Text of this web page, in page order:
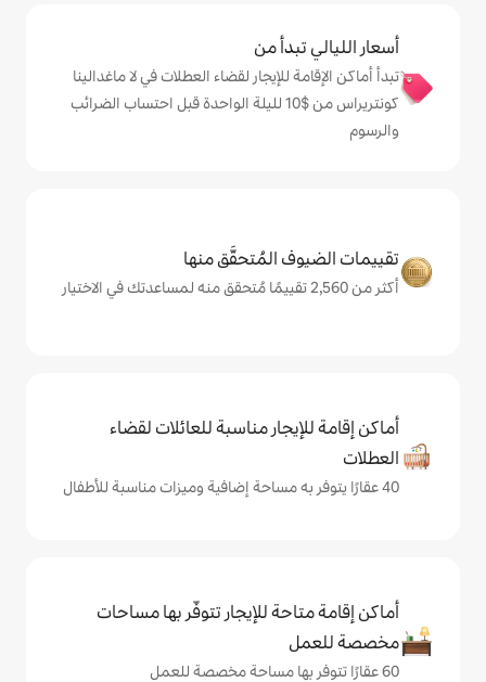
للإيجار لقضاء العطلات في لا ماغدالينا
كونتريراس من $‏10 لليلة الواحدة قبل احتساب الضرائب
المُتحقَّق منها
مناسبة للعائلات لقضاء
للإيجار تتوفّر بها مساحات